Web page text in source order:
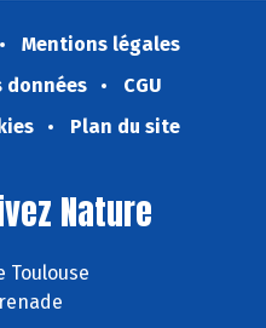
Mentions légales
données
CGU
Plan du site
Nature
Toulouse